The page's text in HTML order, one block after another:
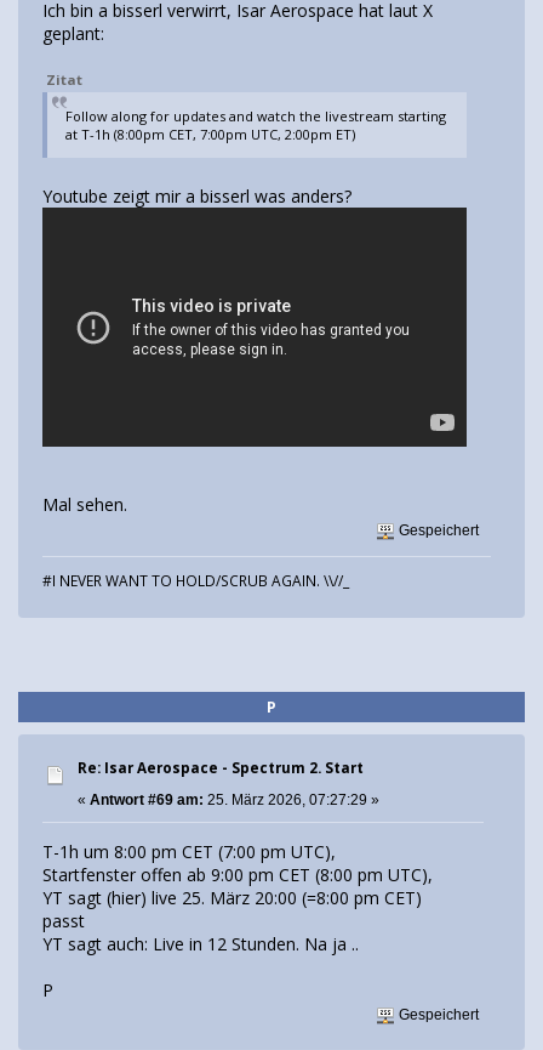
Ich bin a bisserl verwirrt, Isar Aerospace hat laut X
geplant:
Zitat
Follow along for updates and watch the livestream starting
at T-1h (8:00pm CET, 7:00pm UTC, 2:00pm ET)
Youtube zeigt mir a bisserl was anders?
Mal sehen.
Gespeichert
#I NEVER WANT TO HOLD/SCRUB AGAIN. \\//_
P
Re: Isar Aerospace - Spectrum 2. Start
« Antwort #69 am: 25. März 2026, 07:27:29 »
T-1h um 8:00 pm CET (7:00 pm UTC),
Startfenster offen ab 9:00 pm CET (8:00 pm UTC),
YT sagt (hier) live 25. März 20:00 (=8:00 pm CET)
passt
YT sagt auch: Live in 12 Stunden. Na ja ..
P
Gespeichert